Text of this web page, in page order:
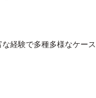
経験で多種多様なケース